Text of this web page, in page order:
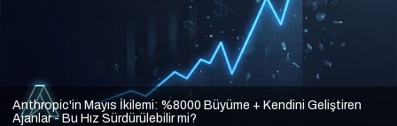
Anthropic'in Mayıs İkilemi: %8000 Büyüme + Kendini Geliştiren
Ajanlar - Bu Hız Sürdürülebilir mi?